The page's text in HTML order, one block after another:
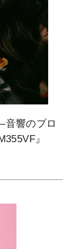
響のプロ
』